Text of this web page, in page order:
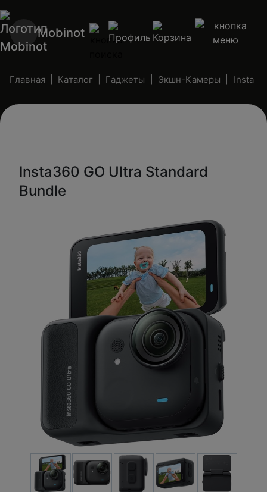
Mobinot
Главная Каталог Гаджеты Экшн-Камеры Insta
Insta360 GO Ultra Standard
Bundle